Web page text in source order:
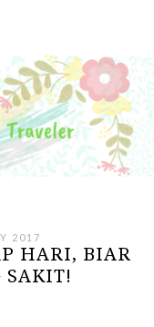
2017
HARI, BIAR
SAKIT!